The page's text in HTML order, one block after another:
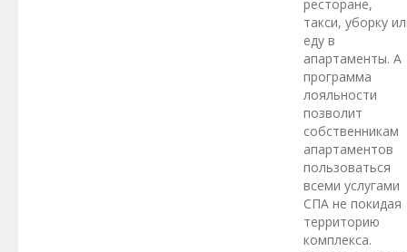
ресторане,
такси, уборку
еду в
апартаменты. А
программа
лояльности
позволит
собственникам
апартаментов
пользоваться
всеми услугами
СПА не покидая
территорию
комплекса.